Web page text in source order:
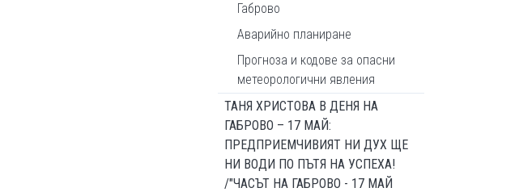
Габрово
Аварийно планиране
Прогноза и кодове за опасни
метеорологични явления
ТАНЯ ХРИСТОВА В ДЕНЯ НА
ГАБРОВО – 17 МАЙ:
ПРЕДПРИЕМЧИВИЯТ НИ ДУХ ЩЕ
НИ ВОДИ ПО ПЪТЯ НА УСПЕХА!
/"ЧАСЪТ НА ГАБРОВО - 17 МАЙ